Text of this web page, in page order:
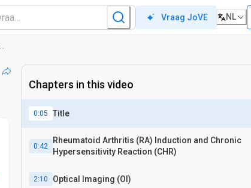
Vraag JoVE NL
Chapters in this video
0:05 Title
0:42
Rheumatoid Arthritis (RA) Induction and Chronic
Hypersensitivity Reaction (CHR)
2:10 Optical Imaging (OI)